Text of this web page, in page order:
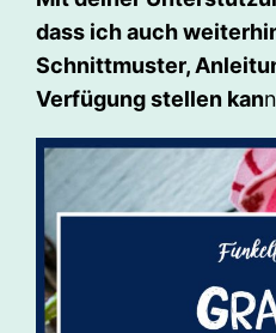
dass ich auch
Schnittmuster,
Verfügung stellen kann